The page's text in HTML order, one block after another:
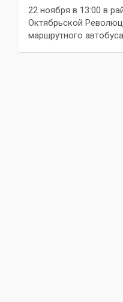
22 ноября в 13:00 в
Октябрьской
маршрутного